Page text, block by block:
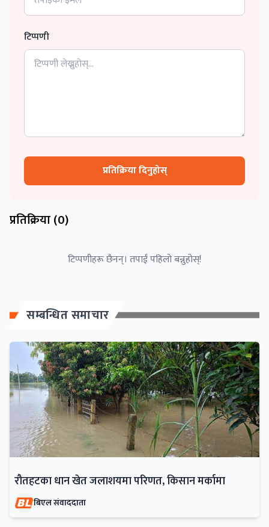
टिप्पणी
प्रतिक्रिया दिनुहोस्
प्रतिक्रिया (0)
टिप्पणीहरू छैनन्। तपाईं पहिलो बन्नुहोस्!
सम्बन्धित समाचार
रौतहटका धान खेत जलाशयमा परिणत, किसान मर्कामा
बिएल संवाददाता